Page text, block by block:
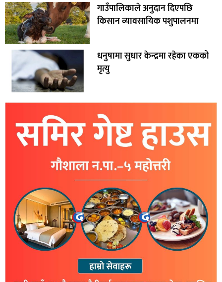
गाउँपालिकाले अनुदान दिएपछि
किसान व्यावसायिक पशुपालनमा
धनुषामा सुधार केन्द्रमा रहेका एकको
मृत्यु